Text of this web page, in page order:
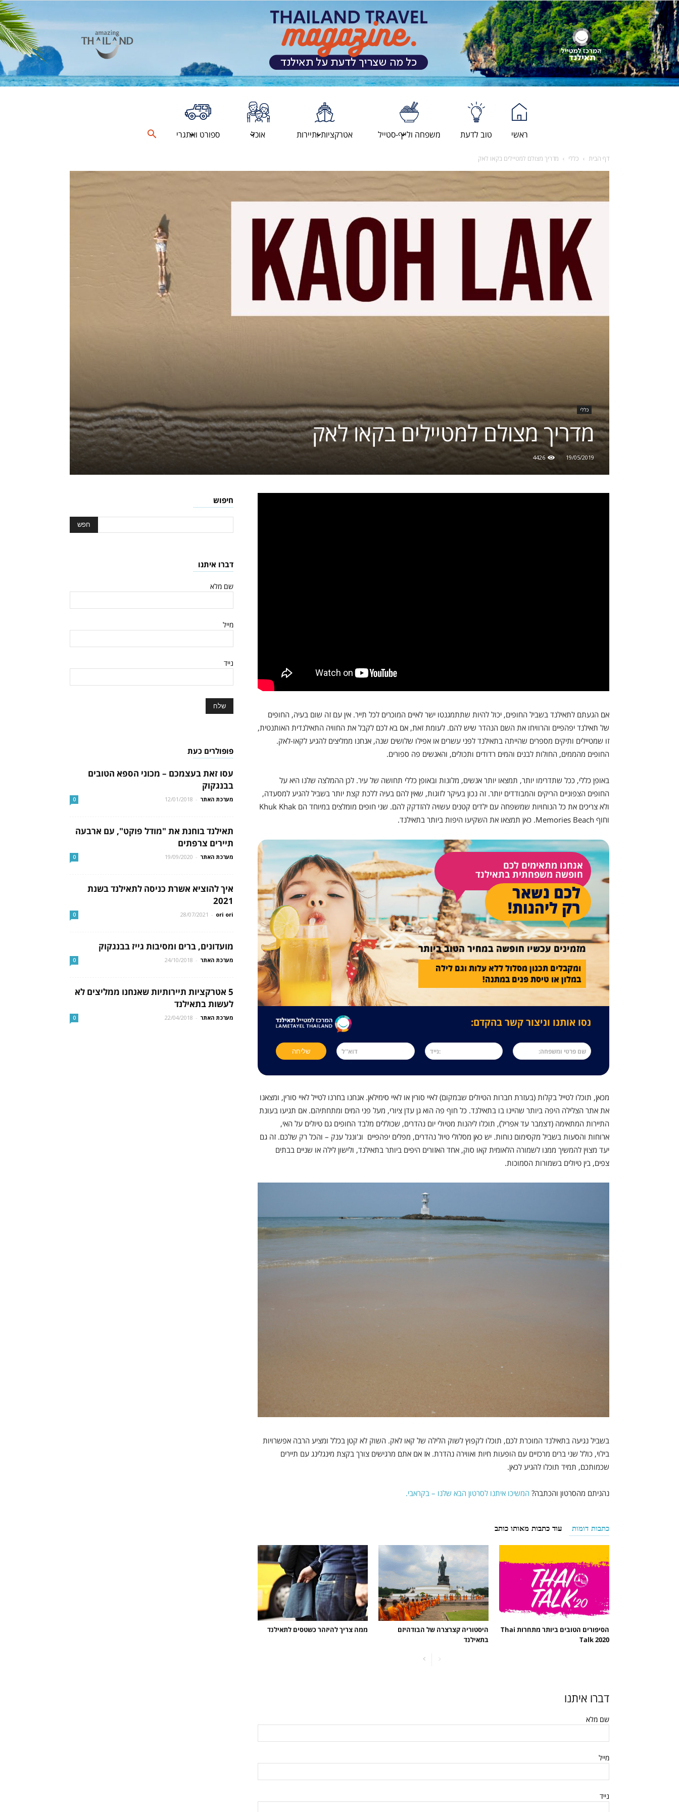
לתאילנד
ראשי טוב לדעת משפחה ולייף-סטייל אטרקציות ותיירות אוכל ספורט ואתגרי
דף הבית כללי מדריך מצולם למטיילים בקאו לאק
כללי
מדריך מצולם למטיילים בקאו לאק
19/05/2019
4426
אם הגעתם לתאילנד בשביל החופים, יכול להיות שתתמגנטו ישר לאיים המוכרים לכל תייר. אין עם זה שום בעיה, החופים
של תאילנד יפהפיים והרוויחו את השם הנהדר שיש להם. לעומת זאת, אם בא לכם לקבל את החוויה התאילנדית האותנטית,
זו שמטיילים ותיקים מספרים שהייתה בתאילנד לפני עשרים או אפילו שלושים שנה, אנחנו ממליצים להגיע לקאו-לאק.
החופים מהממים, החולות לבנים והמים רדודים ותכולים, והאנשים פה ספורים.
באופן כללי, ככל שתדרימו יותר, תמצאו יותר אנשים, מלונות ובאופן כללי תחושה של עיר. לכן ההמלצה שלנו היא על
החופים הצפוניים הריקים והמבודדים יותר. זה נכון בעיקר לזוגות, שאין להם בעיה ללכת קצת יותר בשביל להגיע למסעדה,
ולא צריכים את כל הנוחויות שמשפחה עם ילדים קטנים עשויה להזדקק להם. שני חופים מומלצים במיוחד הם Khuk Khak
וחוף Memories Beach. כאן תמצאו את השקיעו היפות ביותר בתאילנד.
אנחנו מתאימים לכם
חופשה משפחתית בתאילנד
לכם נשאר
רק ליהנות!
מזמינים עכשיו חופשה במחיר הטוב ביותר
ומקבלים תכנון מסלול ללא עלות וגם לילה
במלון או טיסת פנים במתנה!
נסו אותנו וניצור קשר בהקדם:
מכאן, תוכלו לטייל בקלות (בעזרת חברות הטיולים שבמקום) לאיי סורין או לאיי סימילאן. אנחנו בחרנו לטייל לאיי סורין, ומצאנו
את אתר הצלילה היפה ביותר שהיינו בו בתאילנד. כל חוף פה הוא גן עדן ציורי, מעל פני המים ומתחתיהם. אם תגיעו בעונת
התיירות המתאימה (דצמבר עד אפריל), תוכלו ליהנות מטיולי יום נהדרים, שכוללים מלבד החופים גם טיולים על האי,
ארוחות והסעות בשביל מקסימום נוחות. יש כאן מסלולי טיול נהדרים, מפלים יפהפיים וג'ונגל ענק – והכל רק שלכם. זה גם
יעד מצוין להמשיך ממנו לשמורה הלאומית קאו סוק, אחד האזורים היפים ביותר בתאילנד, ולישון לילה או שניים בבתים
צפים, בין טיולים בשמורות הסמוכות.
בשביל נגיעה בתאילנד המוכרת לכם, תוכלו לקפוץ לשוק הלילה של קאו לאק. השוק לא קטן בכלל ומציע הרבה אפשרויות
בילוי, כולל שני ברים מרכזיים עם הופעות חיות ואווירה נהדרת. אז אם אתם מרגישים צורך בקצת מינגלינג עם תיירים
שכמותכם, תמיד תוכלו להגיע לכאן.
נהניתם מהסרטון והכתבה? המשיכו איתנו לסרטון הבא שלנו – בקראבי.
כתבות דומות עוד כתבות מאותו כותב
ממה צריך להיזהר כשטסים לתאילנד
היסטוריה קצרצרה של הבודהיזם
בתאילנד
הסיפורים הטובים ביותר מתחרות Thai
Talk 2020
דברו איתנו
שם מלא
מייל
נייד
חיפוש
דברו איתנו
שם מלא
מייל
נייד
פופולרים כעת
עסו זאת בעצמכם – מכוני הספא הטובים
בבנגקוק
מערכת האתר -
12/01/2018
0
תאילנד בוחנת את "מודל פוקט", עם ארבעה
תיירים צרפתים
מערכת האתר -
19/09/2020
0
איך להוציא אשרת כניסה לתאילנד בשנת
2021
ori ori
-
28/07/2021
0
מועדונים, ברים ומסיבות גייז בבנגקוק
מערכת האתר -
24/10/2018
0
5 אטרקציות תיירותיות שאנחנו ממליצים לא
לעשות בתאילנד
מערכת האתר -
22/04/2018
0